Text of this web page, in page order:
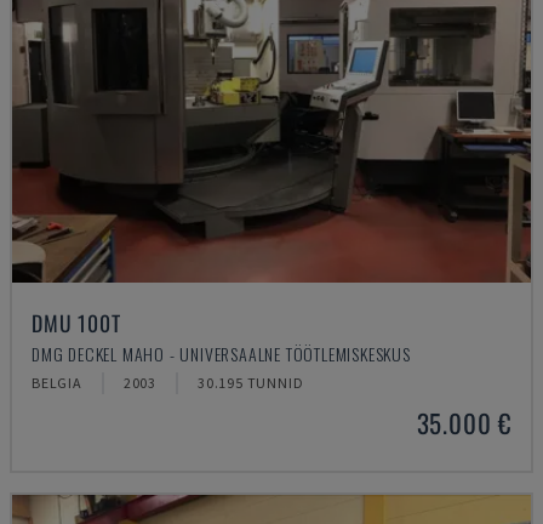
DMU 100T
DMG DECKEL MAHO - UNIVERSAALNE TÖÖTLEMISKESKUS
BELGIA 2003 30.195 TUNNID
35.000 €